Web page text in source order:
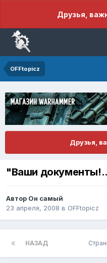
Друзья,
OFFtopicz
Друзья,
"Ваши
Автор Он самый
23 апреля, 2008 в OFFtopicz
НАЗАД